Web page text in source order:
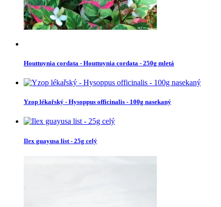
Houttuynia cordata - Houttuynia cordata - 250g mletá
Yzop lékařský - Hysoppus officinalis - 100g nasekaný
Ilex guayusa list - 25g celý